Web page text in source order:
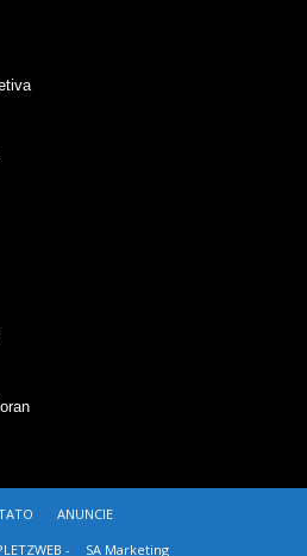
ANUNCIE
-
SA Marketing